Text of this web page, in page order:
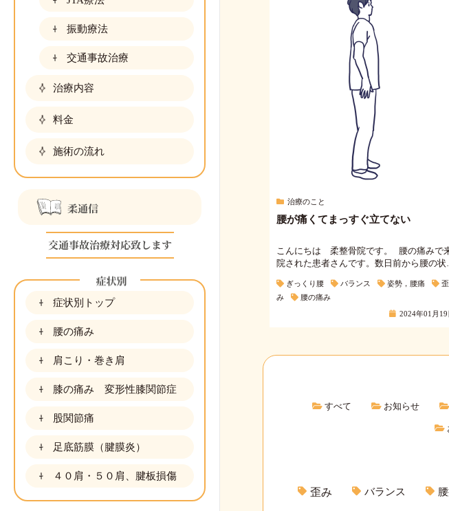
振動療法
交通事故治療
治療内容
料金
施術の流れ
症状別トップ
腰の痛み
肩こり・巻き肩
膝の痛み 変形性膝関節症
股関節痛
足底筋膜（腱膜炎）
４０肩・５０肩、腱板損傷
治療のこと
腰が痛くてまっすぐ立てない
こんにちは 柔整骨院です。 腰の痛みで
院された患者さんです。数日前から腰の
ぎっくり腰 バランス 姿勢，腰痛
歪
み
腰の痛み
2024年01月19
すべて お知らせ
歪み バランス